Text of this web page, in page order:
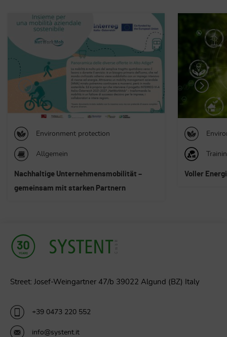
Environment protection
Training
Voller Energie
Neue
Street: Josef-Weingartner 47/b 39022 Algund (BZ) Italy
+39 0473 220 552
info@systent.it